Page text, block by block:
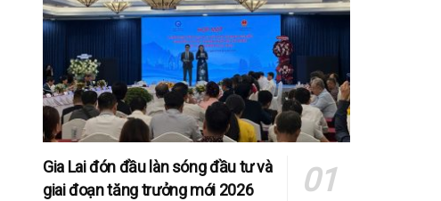
Gia Lai đón đầu làn sóng đầu tư và
giai đoạn tăng trưởng mới 2026